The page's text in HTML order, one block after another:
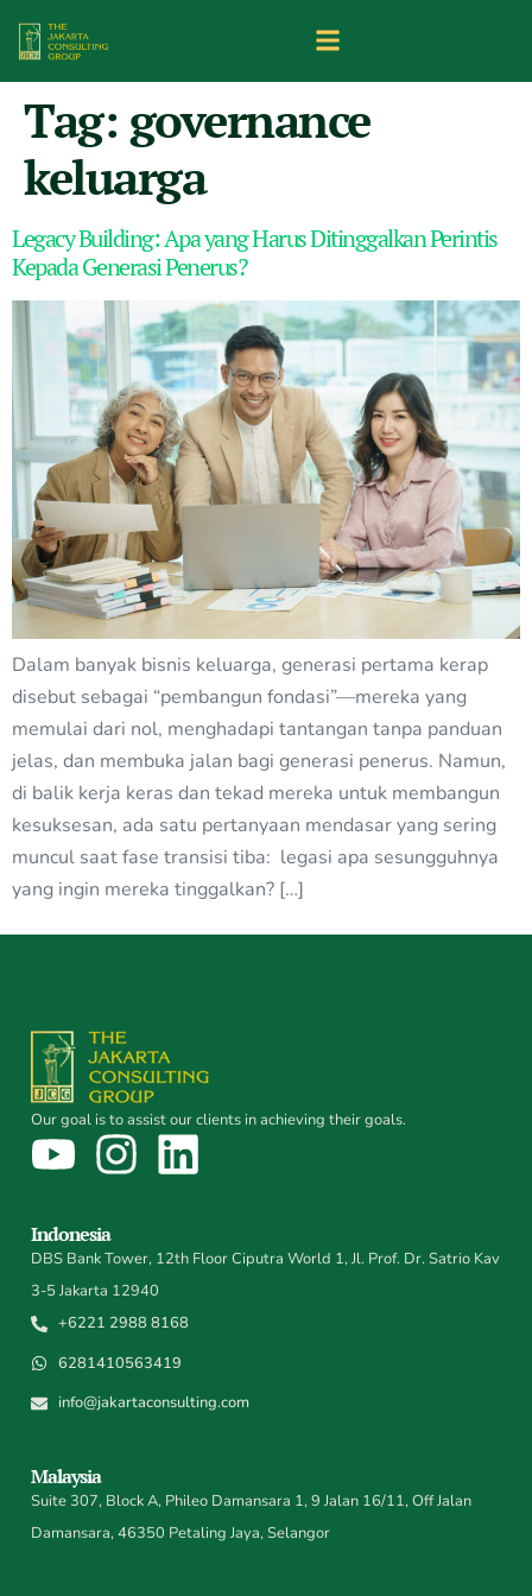
Tag: governance
keluarga
Legacy Building: Apa yang Harus Ditinggalkan Perintis
Kepada Generasi Penerus?
Dalam banyak bisnis keluarga, generasi pertama kerap
disebut sebagai “pembangun fondasi”—mereka yang
memulai dari nol, menghadapi tantangan tanpa panduan
jelas, dan membuka jalan bagi generasi penerus. Namun,
di balik kerja keras dan tekad mereka untuk membangun
kesuksesan, ada satu pertanyaan mendasar yang sering
muncul saat fase transisi tiba: legasi apa sesungguhnya
yang ingin mereka tinggalkan? […]
Our goal is to assist our clients in achieving their goals.
Indonesia
DBS Bank Tower, 12th Floor Ciputra World 1, Jl. Prof. Dr. Satrio Kav
3-5 Jakarta 12940
+6221 2988 8168
6281410563419
info@jakartaconsulting.com
Malaysia
Suite 307, Block A, Phileo Damansara 1, 9 Jalan 16/11, Off Jalan
Damansara, 46350 Petaling Jaya, Selangor